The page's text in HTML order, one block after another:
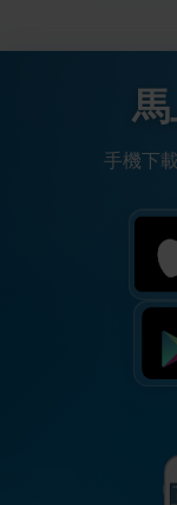
手機下